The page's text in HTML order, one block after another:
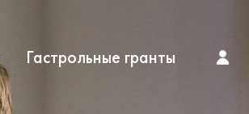
Гастрольные гранты